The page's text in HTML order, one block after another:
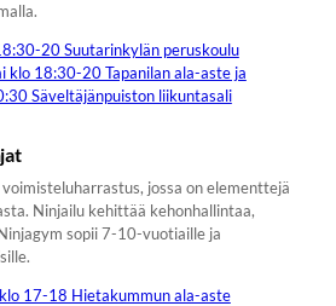
20 Suutarinkylän peruskoulu
klo 18:30-20 Tapanilan ala-aste ja
Säveltäjänpuiston liikuntasali
jossa on elementtejä
Ninjailu kehittää kehonhallintaa,
sopii 7-10-vuotiaille ja
17-18 Hietakummun ala-aste